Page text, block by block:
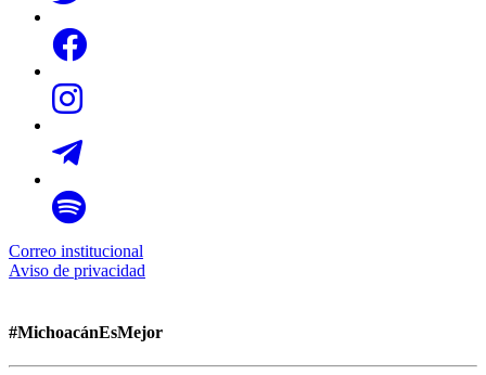
Correo institucional
Aviso de privacidad
#MichoacánEsMejor